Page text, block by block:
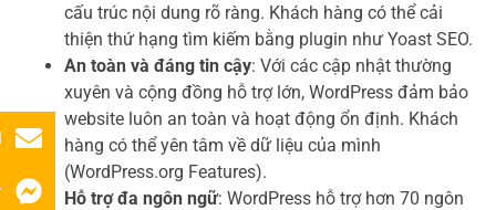
cấu trúc nội dung rõ ràng. Khách hàng có thể cải
thiện thứ hạng tìm kiếm bằng plugin như Yoast SEO.
An toàn và đáng tin cậy: Với các cập nhật thường
xuyên và cộng đồng hỗ trợ lớn, WordPress đảm bảo
website luôn an toàn và hoạt động ổn định. Khách
hàng có thể yên tâm về dữ liệu của mình
(WordPress.org Features).
Hỗ trợ đa ngôn ngữ: WordPress hỗ trợ hơn 70 ngôn